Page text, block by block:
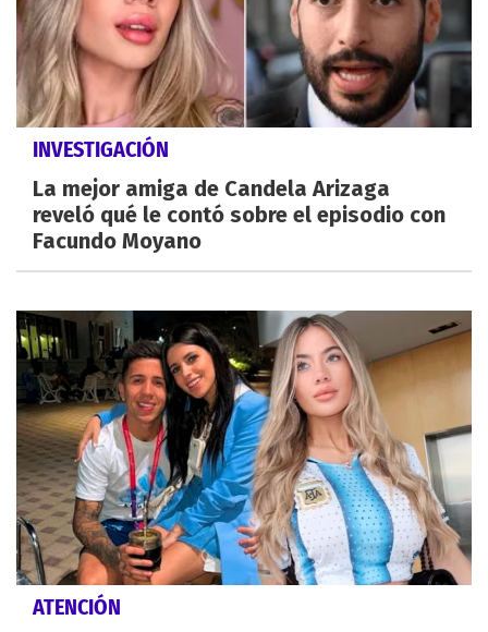
INVESTIGACIÓN
La mejor amiga de Candela Arizaga
reveló qué le contó sobre el episodio con
Facundo Moyano
ATENCIÓN